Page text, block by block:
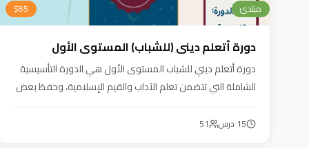
مبتدئ $85
دورة أتعلم ديني (للشباب) المستوى الأول
دورة أتعلم ديني للشباب المستوى الأول هي الدورة التأسيسية
الشاملة التي تتضمن تعلم الآداب والقيم الإسلامية، وحفظ بعض
السيرة النبوية (فقه، عقيدة، سيرة).
15 درس 51